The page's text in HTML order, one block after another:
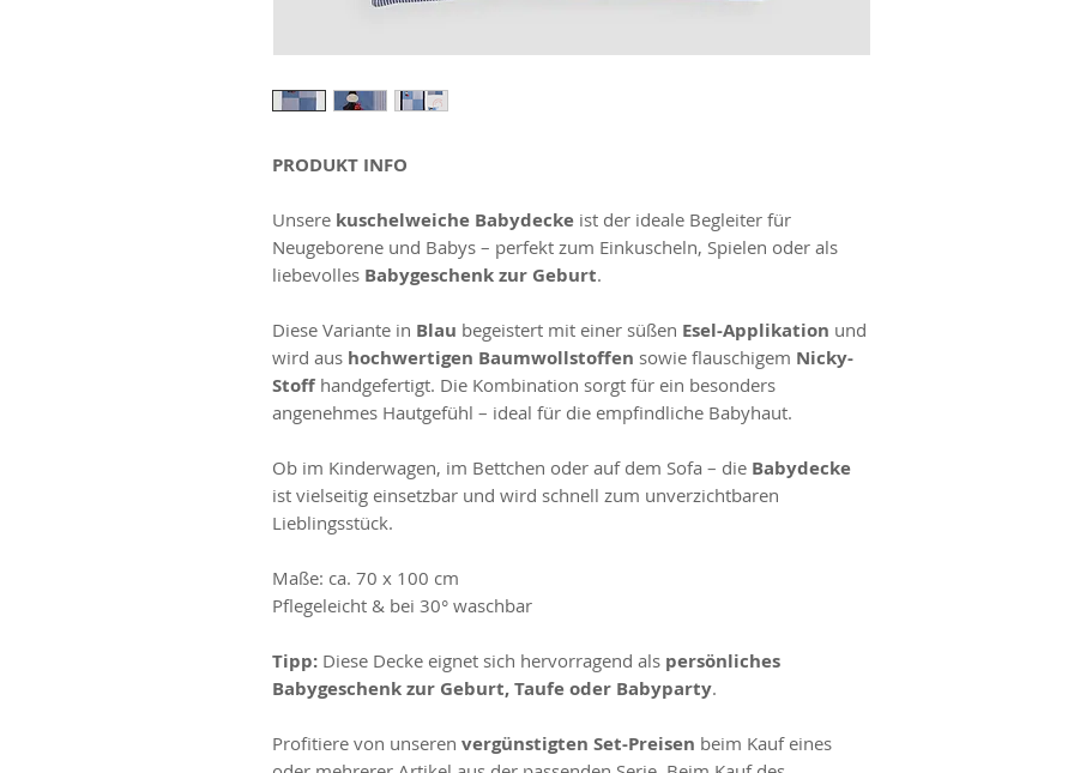
PRODUKT INFO
Unsere kuschelweiche Babydecke ist der ideale Begleiter für
Neugeborene und Babys – perfekt zum Einkuscheln, Spielen oder als
liebevolles Babygeschenk zur Geburt.
Diese Variante in Blau begeistert mit einer süßen Esel-Applikation und
wird aus hochwertigen Baumwollstoffen sowie flauschigem Nicky-
Stoff handgefertigt. Die Kombination sorgt für ein besonders
angenehmes Hautgefühl – ideal für die empfindliche Babyhaut.
Ob im Kinderwagen, im Bettchen oder auf dem Sofa – die Babydecke
ist vielseitig einsetzbar und wird schnell zum unverzichtbaren
Lieblingsstück.
Maße: ca. 70 x 100 cm
Pflegeleicht & bei 30° waschbar
Tipp: Diese Decke eignet sich hervorragend als persönliches
Babygeschenk zur Geburt, Taufe oder Babyparty.
Profitiere von unseren vergünstigten Set-Preisen beim Kauf eines